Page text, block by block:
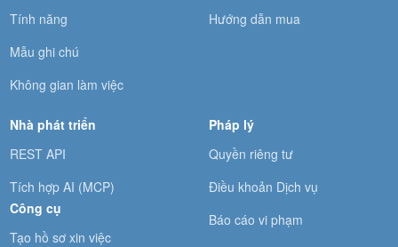
Tính năng
Mẫu ghi chú
Không gian làm việc
Hướng dẫn mua
Nhà phát triển
REST API
Tích hợp AI (MCP)
Công cụ
Tạo hồ sơ xin việc
Pháp lý
Quyền riêng tư
Điều khoản Dịch vụ
Báo cáo vi phạm